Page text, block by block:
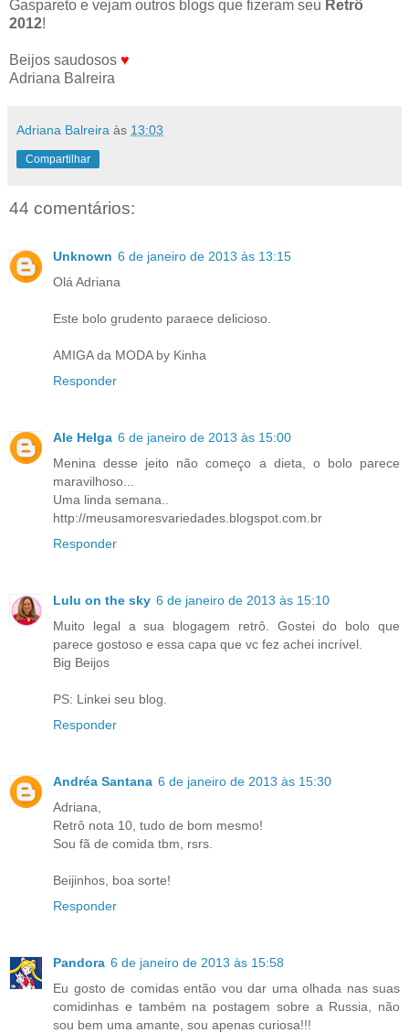
Gaspareto e vejam outros blogs que fizeram seu Retrô
2012!
Beijos saudosos ♥
Adriana Balreira
Adriana Balreira às 13:03
Compartilhar
44 comentários:
Unknown 6 de janeiro de 2013 às 13:15
Olá Adriana
Este bolo grudento paraece delicioso.
AMIGA da MODA by Kinha
Responder
Ale Helga 6 de janeiro de 2013 às 15:00
Menina desse jeito não começo a dieta, o bolo parece
maravilhoso...
Uma linda semana..
http://meusamoresvariedades.blogspot.com.br
Responder
Lulu on the sky 6 de janeiro de 2013 às 15:10
Muito legal a sua blogagem retrô. Gostei do bolo que
parece gostoso e essa capa que vc fez achei incrível.
Big Beijos
PS: Linkei seu blog.
Responder
Andréa Santana 6 de janeiro de 2013 às 15:30
Adriana,
Retrô nota 10, tudo de bom mesmo!
Sou fã de comida tbm, rsrs.
Beijinhos, boa sorte!
Responder
Pandora 6 de janeiro de 2013 às 15:58
Eu gosto de comidas então vou dar uma olhada nas suas
comidinhas e também na postagem sobre a Russia, não
sou bem uma amante, sou apenas curiosa!!!